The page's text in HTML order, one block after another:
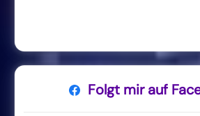
Folgt mir auf